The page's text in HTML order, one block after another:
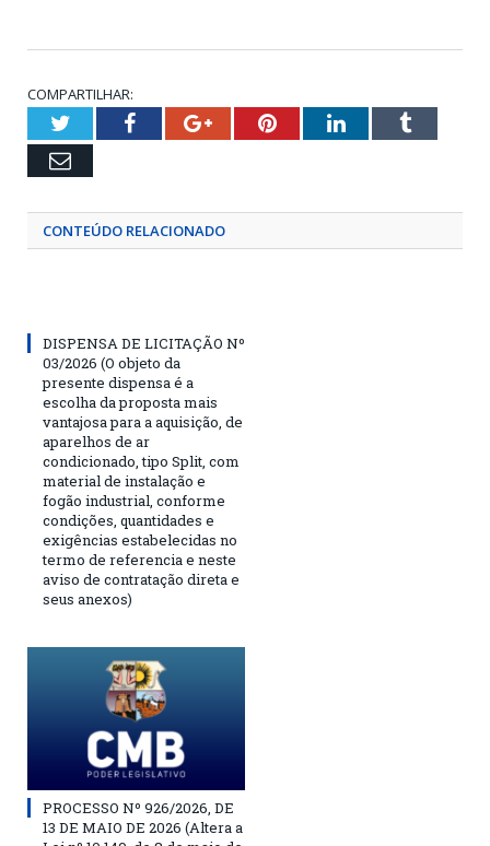
COMPARTILHAR:
TwitterFacebookGoogle+PinterestLinkedInTumblr
Email
CONTEÚDO RELACIONADO
DISPENSA DE LICITAÇÃO Nº
03/2026 (O objeto da
presente dispensa é a
escolha da proposta mais
vantajosa para a aquisição, de
aparelhos de ar
condicionado, tipo Split, com
material de instalação e
fogão industrial, conforme
condições, quantidades e
exigências estabelecidas no
termo de referencia e neste
aviso de contratação direta e
seus anexos)
PROCESSO Nº 926/2026, DE
13 DE MAIO DE 2026 (Altera a